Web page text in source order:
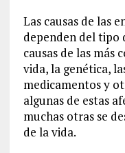
Las causas de las
dependen del tipo
causas de las más
vida, la genética,
medicamentos y
algunas de estas
muchas otras se
de la vida.